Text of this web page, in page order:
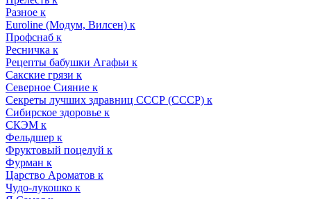
Разное к
Euroline (Модум, Вилсен) к
Профснаб к
Ресничка к
Рецепты бабушки Агафьи к
Сакские грязи к
Северное Сияние к
Секреты лучших здравниц СССР (СССР) к
Сибирское здоровье к
СКЭМ к
Фельдшер к
Фруктовый поцелуй к
Фурман к
Царство Ароматов к
Чудо-лукошко к